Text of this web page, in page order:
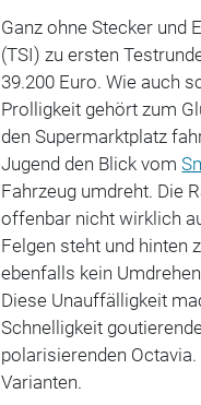
Ganz ohne Stecker und
(TSI) zu ersten
39.200 Euro. Wie auch
Prolligkeit gehört zum
den Supermarktplatz
Jugend den Blick vom
Fahrzeug umdreht. Die
offenbar nicht wirklich
Felgen steht und hinten
ebenfalls kein
Diese Unauffälligkeit
Schnelligkeit
polarisierenden
Varianten.